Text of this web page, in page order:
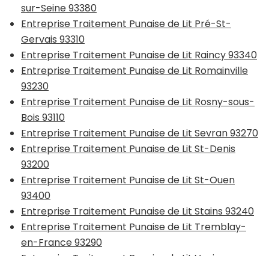
sur-Seine 93380
Entreprise Traitement Punaise de Lit Pré-St-
Gervais 93310
Entreprise Traitement Punaise de Lit Raincy 93340
Entreprise Traitement Punaise de Lit Romainville
93230
Entreprise Traitement Punaise de Lit Rosny-sous-
Bois 93110
Entreprise Traitement Punaise de Lit Sevran 93270
Entreprise Traitement Punaise de Lit St-Denis
93200
Entreprise Traitement Punaise de Lit St-Ouen
93400
Entreprise Traitement Punaise de Lit Stains 93240
Entreprise Traitement Punaise de Lit Tremblay-
en-France 93290